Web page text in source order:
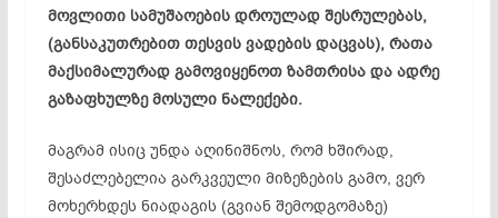
მოვლითი სამუშაოების დროულად შესრულებას,
(განსაკუთრებით თესვის ვადების დაცვას), რათა
მაქსიმალურად გამოვიყენოთ ზამთრისა და ადრე
გაზაფხულზე მოსული ნალექები.
მაგრამ ისიც უნდა აღინიშნოს, რომ ხშირად,
შესაძლებელია გარკვეული მიზეზების გამო, ვერ
მოხერხდეს ნიადაგის (გვიან შემოდგომაზე)